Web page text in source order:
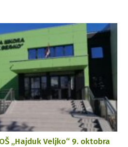
„Hajduk Veljko“ 9. oktobra